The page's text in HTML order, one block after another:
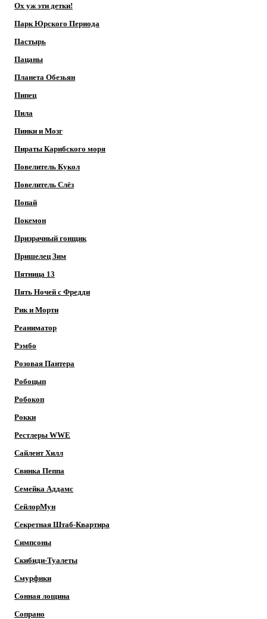
Ох уж эти детки!
Парк Юрского Периода
Пастырь
Пацаны
Планета Обезьян
Пипец
Пила
Пинки и Мозг
Пираты Карибского моря
Повелитель Кукол
Повелитель Слёз
Попай
Покемон
Призрачный гонщик
Пришелец Зим
Пятница 13
Пять Ночей с Фредди
Рик и Морти
Реаниматор
Рэмбо
Розовая Пантера
Робоцып
Робокоп
Рокки
Рестлеры WWE
Сайлент Хилл
Свинка Пеппа
Семейка Аддамс
СейлорМун
Секретная Штаб-Квартира
Симпсоны
Скибиди-Туалеты
Смурфики
Сонная лощина
Сопрано